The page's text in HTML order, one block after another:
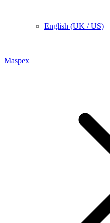
English (UK / US)
Maspex